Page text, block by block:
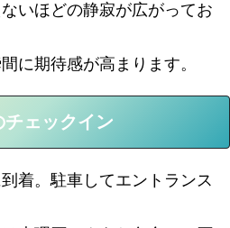
いほどの静寂が広がってお
に期待感が高まります。
チェックイン
着。駐車してエントランス